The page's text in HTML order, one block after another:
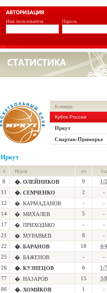
Имя пользователя Пароль
Команда
Кубок России
Иркут
Спартак-Приморье
Иркут
# Игрок оч 3-х
8 �. ОЛЕЙНИКОВ 9
1/2
11
�. СЕМЧЕНКО 2
-
12
�. КАРМАДАНОВ -
-
14
�. МИХАЛЕВ 5
-
17
�. ПРИХОДЬКО -
-
21
�. МУРАВЬЕВ 8
-
22
�. БАРАНОВ 18
4/4
25
�. БАЖЕНОВ -
-
26
�. КУЗНЕЦОВ 6
1/7
77
�. НАЗАРОВ 15
3/8
86
�. ХОМЯКОВ 1
-